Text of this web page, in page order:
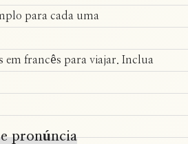
para cada uma
em francês para viajar. Inclua
pronúncia